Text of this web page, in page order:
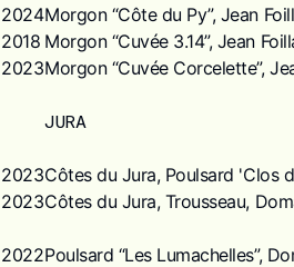
2024Morgon “Côte du Py”, Jean
2018 Morgon “Cuvée 3.14”, Jean
2023Morgon “Cuvée Corcelette”,
JURA
2023Côtes du Jura, Poulsard 'Clos
2023Côtes du Jura, Trousseau,
2022Poulsard “Les Lumachelles”,